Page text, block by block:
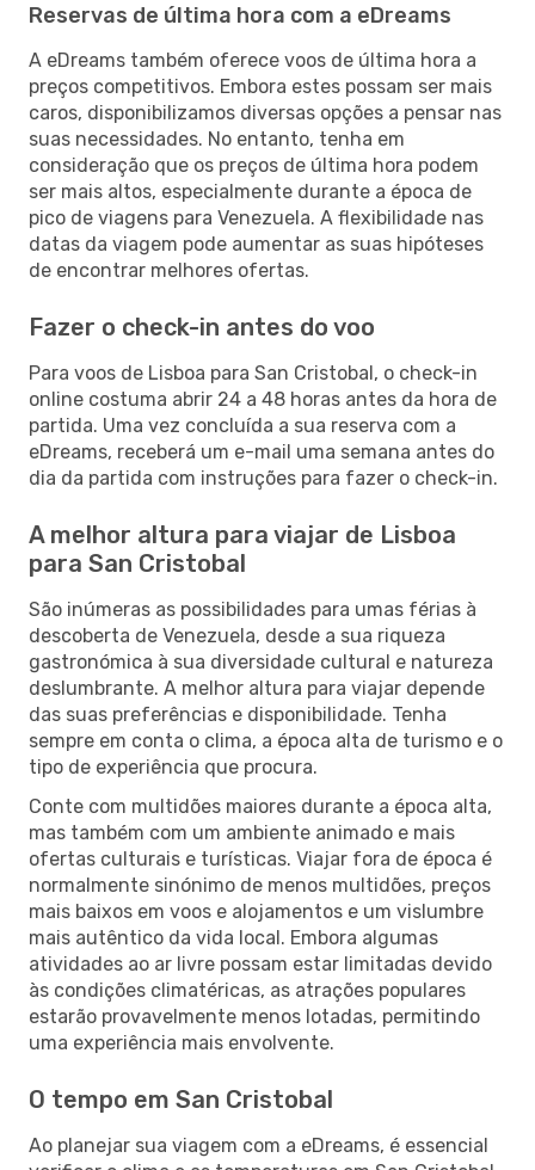
Reservas de última hora com a eDreams
A eDreams também oferece voos de última hora a
preços competitivos. Embora estes possam ser mais
caros, disponibilizamos diversas opções a pensar nas
suas necessidades. No entanto, tenha em
consideração que os preços de última hora podem
ser mais altos, especialmente durante a época de
pico de viagens para Venezuela. A flexibilidade nas
datas da viagem pode aumentar as suas hipóteses
de encontrar melhores ofertas.
Fazer o check-in antes do voo
Para voos de Lisboa para San Cristobal, o check-in
online costuma abrir 24 a 48 horas antes da hora de
partida. Uma vez concluída a sua reserva com a
eDreams, receberá um e-mail uma semana antes do
dia da partida com instruções para fazer o check-in.
A melhor altura para viajar de Lisboa
para San Cristobal
São inúmeras as possibilidades para umas férias à
descoberta de Venezuela, desde a sua riqueza
gastronómica à sua diversidade cultural e natureza
deslumbrante. A melhor altura para viajar depende
das suas preferências e disponibilidade. Tenha
sempre em conta o clima, a época alta de turismo e o
tipo de experiência que procura.
Conte com multidões maiores durante a época alta,
mas também com um ambiente animado e mais
ofertas culturais e turísticas. Viajar fora de época é
normalmente sinónimo de menos multidões, preços
mais baixos em voos e alojamentos e um vislumbre
mais autêntico da vida local. Embora algumas
atividades ao ar livre possam estar limitadas devido
às condições climatéricas, as atrações populares
estarão provavelmente menos lotadas, permitindo
uma experiência mais envolvente.
O tempo em San Cristobal
Ao planejar sua viagem com a eDreams, é essencial